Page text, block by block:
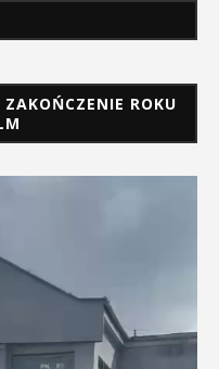
ROKU